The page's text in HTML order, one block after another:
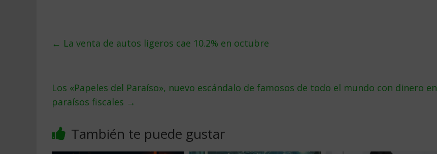
← La venta de autos ligeros cae 10.2% en octubre
Los «Papeles del Paraíso», nuevo escándalo de famosos de todo el mundo con dinero en
paraísos fiscales →
También te puede gustar